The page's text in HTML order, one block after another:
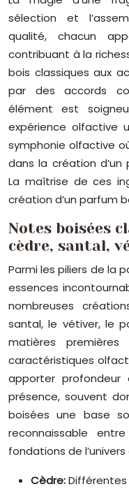
sélection et
qualité, chacun
contribuant à la
bois classiques aux
par des accords
élément est
expérience olfactive
symphonie olfactive
dans la création
La maîtrise de ces
création d’un parfum
Notes boisées
cèdre, santal,
Parmi les piliers de la
essences
nombreuses
santal, le vétiver, le
matières premières
caractéristiques
apporter profondeur
présence, souvent
boisées une base
reconnaissable
fondations de
Cèdre: